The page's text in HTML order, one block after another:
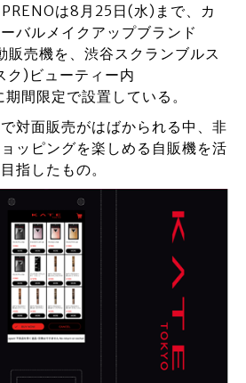
PRENOは8月25日(水)まで、カ
バルメイクアップブランド
売機を、渋谷スクランブルス
ク)ビューティー内
間限定で設置している。
対面販売がはばかられる中、非
ッピングを楽しめる自販機を活
指したもの。